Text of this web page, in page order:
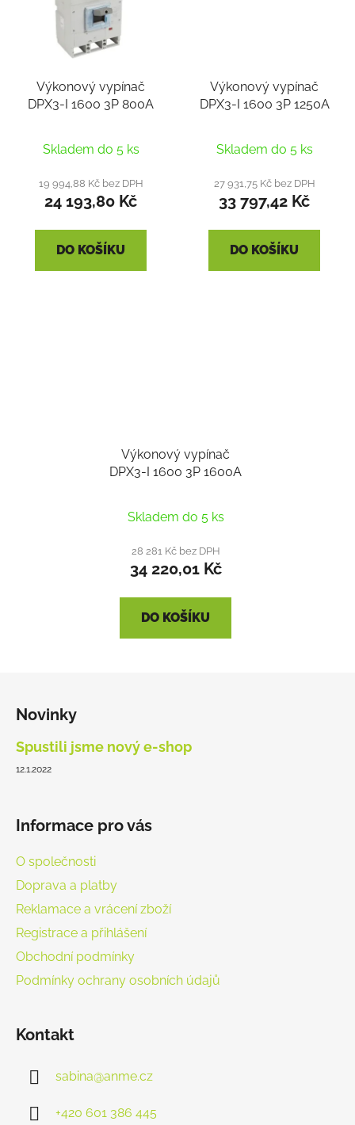
Výkonový vypínač
DPX3-I 1600 3P 800A
Skladem do 5 ks
19 994,88 Kč bez DPH
24 193,80 Kč
DO KOŠÍKU
Výkonový vypínač
DPX3-I 1600 3P 1250A
Skladem do 5 ks
27 931,75 Kč bez DPH
33 797,42 Kč
DO KOŠÍKU
Výkonový vypínač
DPX3-I 1600 3P 1600A
Skladem do 5 ks
28 281 Kč bez DPH
34 220,01 Kč
DO KOŠÍKU
Novinky
Spustili jsme nový e-shop
12.1.2022
Informace pro vás
O společnosti
Doprava a platby
Reklamace a vrácení zboží
Registrace a přihlášení
Obchodní podmínky
Podmínky ochrany osobních údajů
Kontakt
sabina@anme.cz
+420 601 386 445